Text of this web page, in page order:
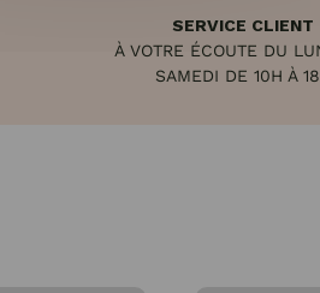
SERVICE CLIENT
À VOTRE ÉCOUTE DU
SAMEDI DE 10H À